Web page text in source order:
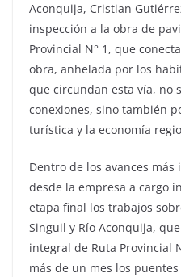
Aconquija, Cristian
inspección a la obra de
Provincial N° 1, que
obra, anhelada por los
que circundan esta vía, no
conexiones, sino también
turística y la economía
Dentro de los avances
desde la empresa a cargo
etapa final los trabajos
Singuil y Río Aconquija,
integral de Ruta Provincial
más de un mes los